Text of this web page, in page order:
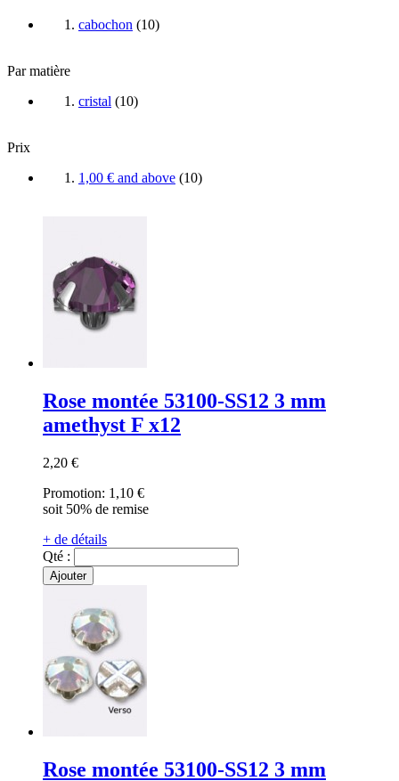
cabochon (10)
Par matière
cristal (10)
Prix
1,00 € and above (10)
Rose montée 53100-SS12 3 mm
amethyst F x12
2,20 €
Promotion: 1,10 €
soit 50% de remise
+ de détails
Qté :
Ajouter
Rose montée 53100-SS12 3 mm